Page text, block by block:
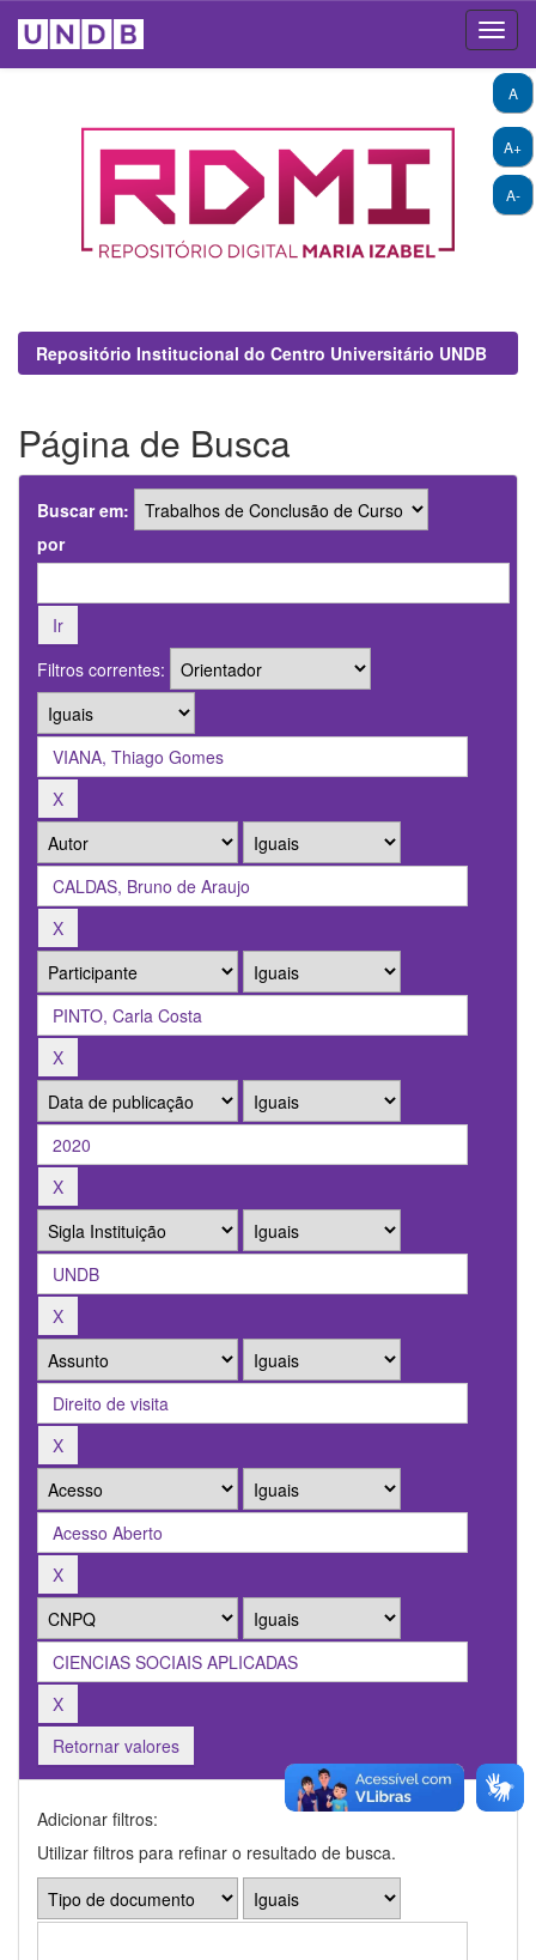
A+
A-
A
Repositório Institucional do Centro Universitário UNDB
Página de Busca
Buscar em:
por
Filtros correntes:
Retornar valores
Adicionar filtros:
Utilizar filtros para refinar o resultado de busca.